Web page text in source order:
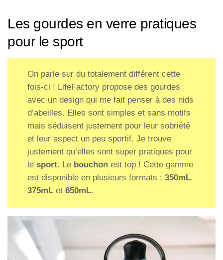
Les gourdes en verre pratiques
pour le sport
On parle sur du totalement différent cette
fois-ci ! LifeFactory propose des gourdes
avec un design qui me fait penser à des nids
d’abeilles. Elles sont simples et sans motifs
mais séduisent justement pour leur sobriété
et leur aspect un peu sportif. Je trouve
justement qu’elles sont super pratiques pour
le sport. Le bouchon est top ! Cette gamme
est disponible en plusieurs formats : 350mL,
375mLet 650mL.